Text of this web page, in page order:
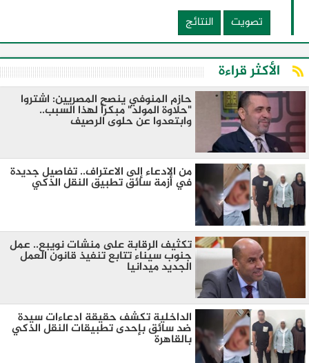
تصويت
النتائج
الأكثر قراءة
​حازم المنوفي ينصح المصريين: اشتروا
"حلاوة المولد" مبكراً لهذا السبب..
وابتعدوا عن حلوى الرصيف
من الادعاء إلى الاعتراف.. تفاصيل جديدة
في أزمة سائق تطبيق النقل الذكي
تكثيف الرقابة على منشات نويبع.. عمل
جنوب سيناء تتابع تنفيذ قانون العمل
الجديد ميدانيا
الداخلية تكشف حقيقة ادعاءات سيدة
ضد سائق بإحدى تطبيقات النقل الذكي
بالقاهرة